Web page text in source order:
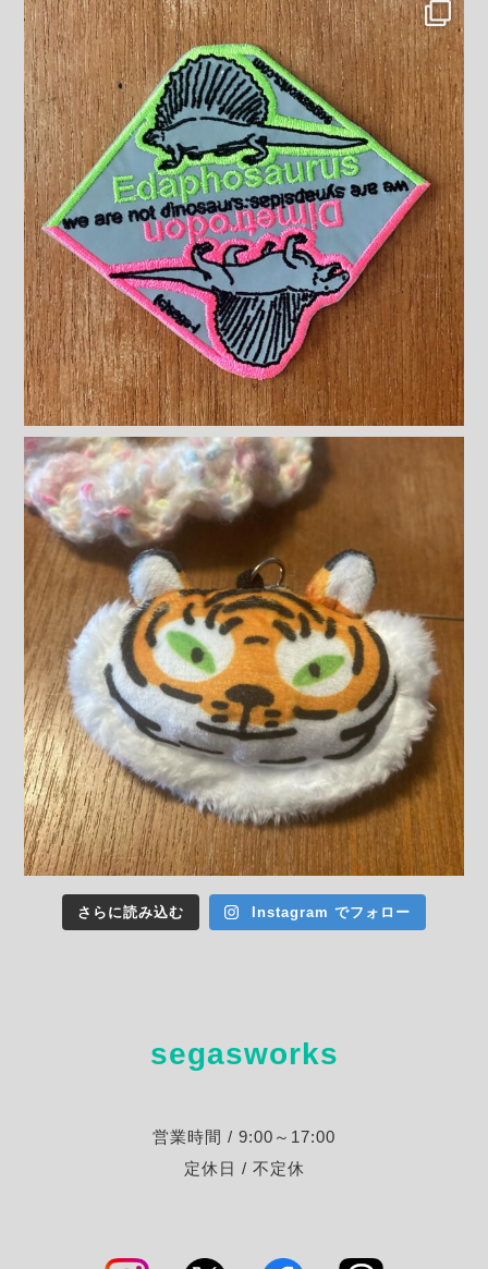
segasworks
営業時間 / 9:00～17:00
定休日 / 不定休
さらに読み込む Instagram でフォロー